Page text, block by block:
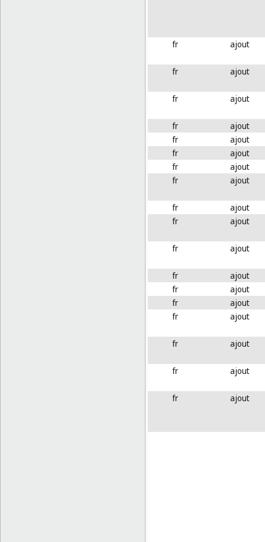
fr ajout
fr ajout
fr ajout
fr
ajout
fr
ajout
fr
ajout
fr
ajout
fr
ajout
fr
ajout
fr
ajout
fr ajout
fr
ajout
fr
ajout
fr
ajout
fr
ajout
fr ajout
fr ajout
fr ajout